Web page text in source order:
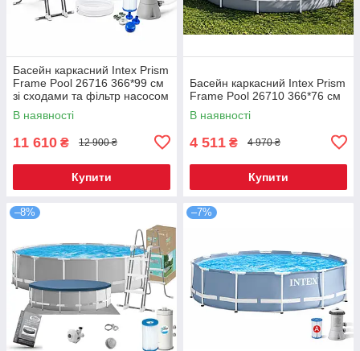
Басейн каркасний Intex Prism
Frame Pool 26716 366*99 см
зі сходами та фільтр насосом
В наявності
11 610 ₴ 12 900 ₴
Купити
Басейн каркасний Intex Prism
Frame Pool 26710 366*76 см
В наявності
4 511 ₴ 4 970 ₴
Купити
–8% –7%